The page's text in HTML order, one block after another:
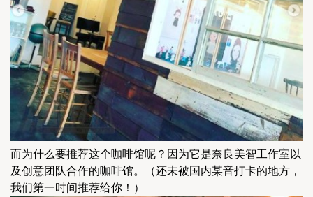
而为什么要推荐这个咖啡馆呢？因为它是奈良美智工作室以
及创意团队合作的咖啡馆。（还未被国内某音打卡的地方，
我们第一时间推荐给你！）